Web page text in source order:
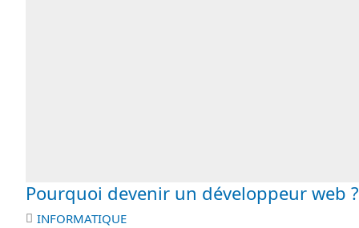
Pourquoi devenir un développeur web ?
INFORMATIQUE